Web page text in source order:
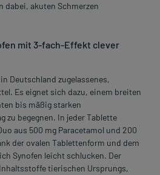
dabei, akuten Schmerzen
mit 3-fach-Effekt clever
Deutschland zugelassenes,
Es eignet sich dazu, einem breiten
bis mäßig starken
zu begegnen. In jeder Tablette
aus 500 mg Paracetamol und 200
der ovalen Tablettenform und dem
Synofen leicht schlucken. Der
tierischen Ursprungs,